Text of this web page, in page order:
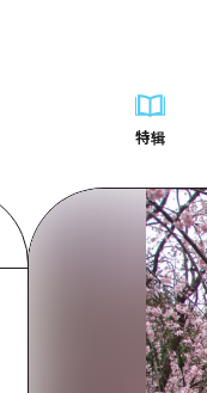
特辑
骑自行车
购物
运动
夜晚生活
Dive!Hiroshima官
广岛随意旅行
美食·酒水 世界
Dive!Hiroshima官方
广岛随意旅行
票
送服务
广岛免费
面向外国
通过视频